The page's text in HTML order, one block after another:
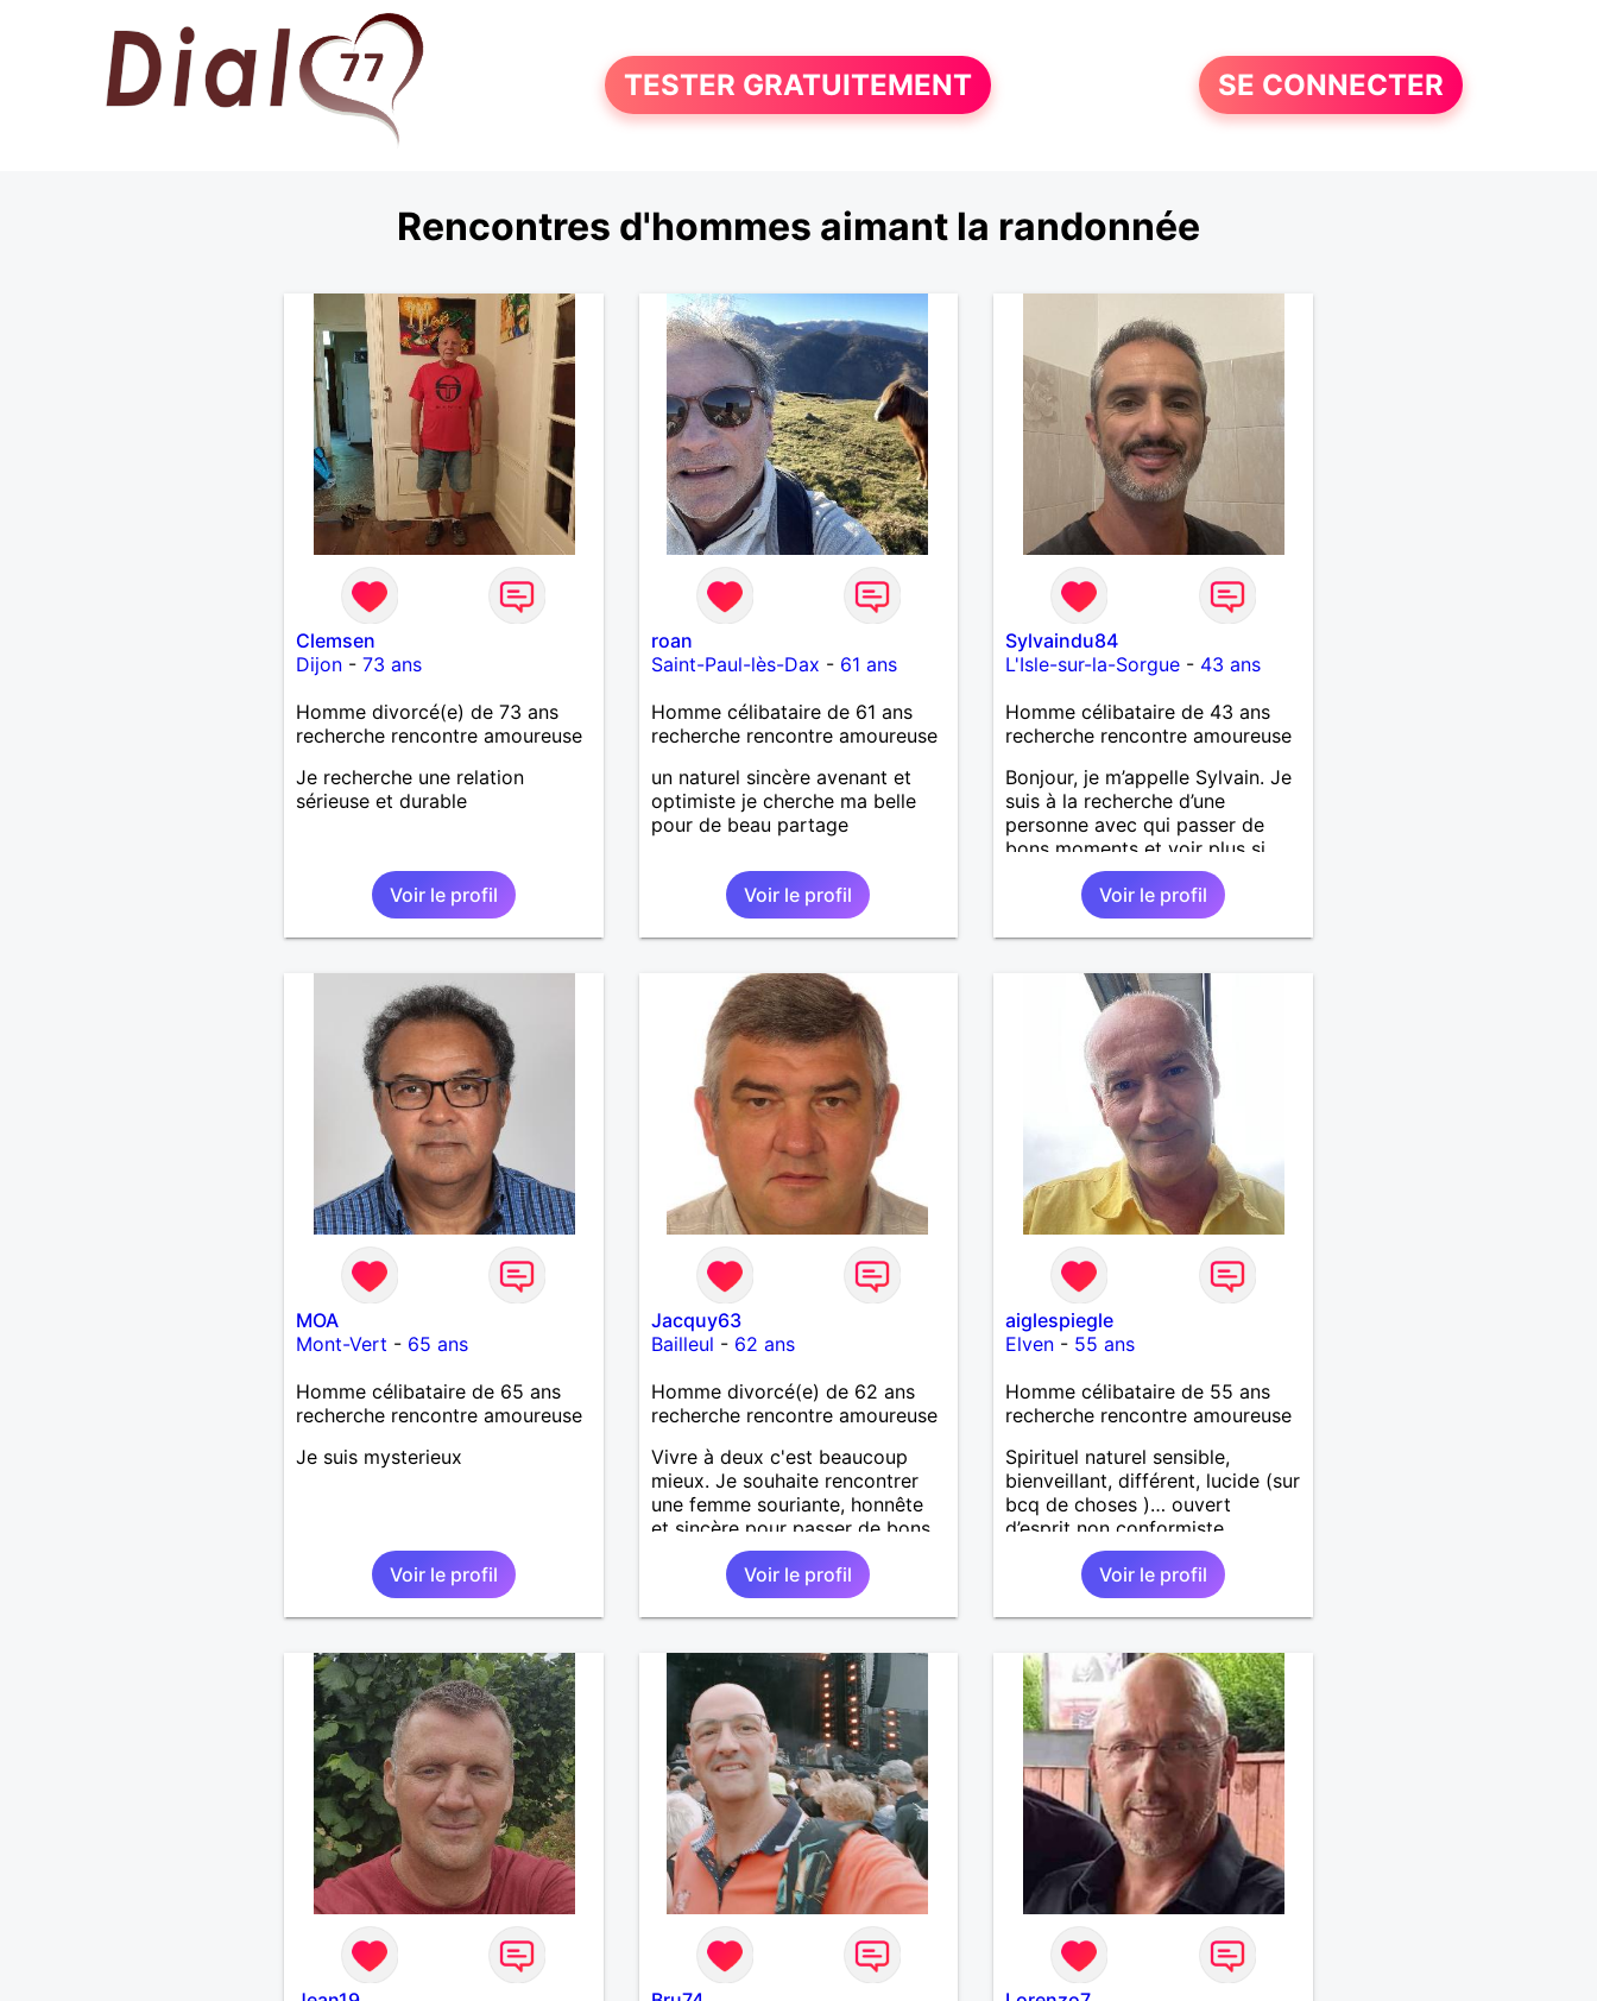
TESTER GRATUITEMENT SE CONNECTER
Rencontres d'hommes aimant la randonnée
Clemsen
Dijon- 73 ans
Homme divorcé(e) de 73 ans
recherche rencontre amoureuse
Je recherche une relation
sérieuse et durable
Voir le profil
roan
Saint-Paul-lès-Dax - 61 ans
Homme célibataire de 61 ans
recherche rencontre amoureuse
un naturel sincère avenant et
optimiste je cherche ma belle
pour de beau partage
Voir le profil
Sylvaindu84
L'Isle-sur-la-Sorgue - 43 ans
Homme célibataire de 43 ans
recherche rencontre amoureuse
Bonjour, je m’appelle Sylvain. Je
suis à la recherche d’une
personne avec qui passer de
bons moments et voir plus si
nous nous correspondons.
J’aime la nature, les voyages et
aussi faire la fête de temps en
temps ;-)Je suis papa d’un petit
m’occupe en garde alternée.
J’aime à peu près tous les styles
de musique. (Oui je suis pas trop
fan de Jul). Je fais du sport
pour garder la forme et plutôt
agréable à regarder. (Enfin je le
pense en tout cas 😂)
Voir le profil
MOA
Mont-Vert - 65 ans
Homme célibataire de 65 ans
recherche rencontre amoureuse
Je suis mysterieux
Voir le profil
Jacquy63
Bailleul - 62 ans
Homme divorcé(e) de 62 ans
recherche rencontre amoureuse
Vivre à deux c'est beaucoup
mieux. Je souhaite rencontrer
une femme souriante, honnête
et sincère pour passer de bons
moments, qui aime plaisanter, se
balader et partager, je le
souhaite, notre complicité.
J'aime beaucoup les chantiers
se relaxer, se détendre et
finalement prendre du bon
temps. C'est difficile de tout
dire en quelques lignes. En
revanche, vous pouvez me
contacter pour avoir plus
d'informations. A bientôt
Voir le profil
aiglespiegle
Elven - 55 ans
Homme célibataire de 55 ans
recherche rencontre amoureuse
Spirituel naturel sensible,
bienveillant, différent, lucide (sur
bcq de choses )… ouvert
d’esprit non conformiste.
Recherche en l’autre un peu la
même chose…Voir le profil